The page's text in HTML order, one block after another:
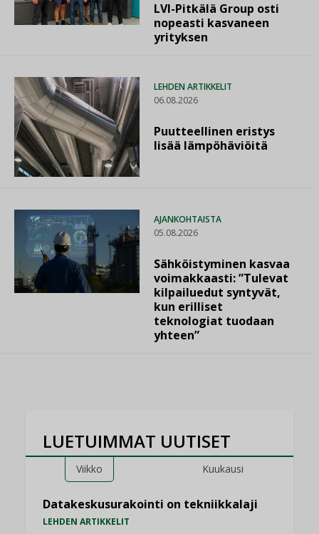
LVI-Pitkälä Group osti
nopeasti kasvaneen
yrityksen
LEHDEN ARTIKKELIT
06.08.2026
Puutteellinen eristys
lisää lämpöhäviöitä
AJANKOHTAISTA
05.08.2026
Sähköistyminen kasvaa
voimakkaasti: ”Tulevat
kilpailuedut syntyvät,
kun erilliset
teknologiat tuodaan
yhteen”
LUETUIMMAT UUTISET
Viikko Kuukausi
Datakeskusurakointi on tekniikkalaji
LEHDEN ARTIKKELIT